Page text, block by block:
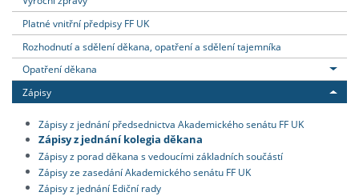
Platné vnitřní předpisy FF UK
Rozhodnutí a sdělení děkana, opatření a sdělení tajemníka
Opatření děkana
Zápisy
Zápisy z jednání předsednictva Akademického senátu FF UK
Zápisy z jednání kolegia děkana
Zápisy z porad děkana s vedoucími základních součástí
Zápisy ze zasedání Akademického senátu FF UK
Zápisy z jednání Ediční rady